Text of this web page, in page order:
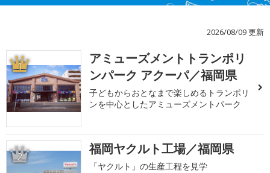
2026/08/09 更新
1
アミューズメントトランポリ
ンパーク アクーパ／福岡県
子どもからおとなまで楽しめるトランポリ
ンを中心としたアミューズメントパーク
2 福岡ヤクルト工場／福岡県
「ヤクルト」の生産工程を見学